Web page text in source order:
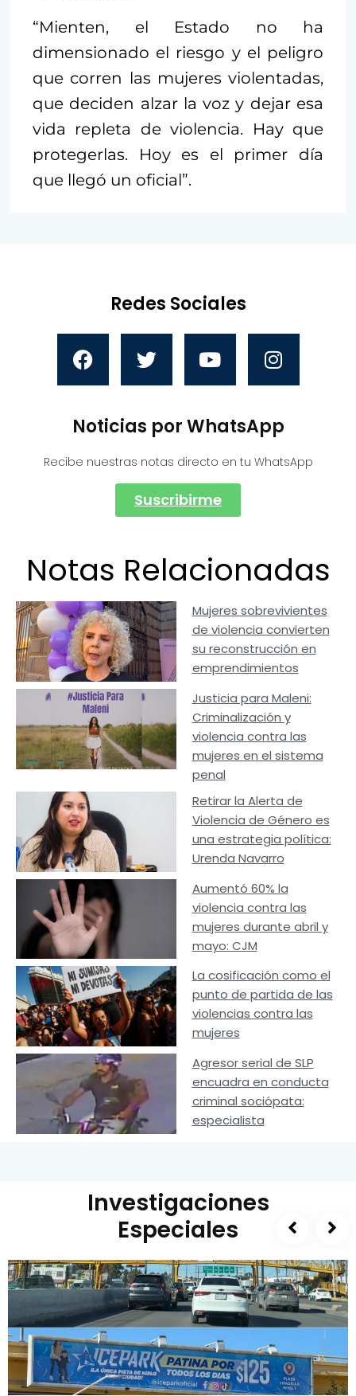
“Mienten, el Estado no ha
dimensionado el riesgo y el peligro
que corren las mujeres violentadas,
que deciden alzar la voz y dejar esa
vida repleta de violencia. Hay que
protegerlas. Hoy es el primer día
que llegó un oficial”.
Redes Sociales
Noticias por WhatsApp
Recibe nuestras notas directo en tu WhatsApp
Suscribirme
Notas Relacionadas
Mujeres sobrevivientes
de violencia convierten
su reconstrucción en
emprendimientos
Justicia para Maleni:
Criminalización y
violencia contra las
mujeres en el sistema
penal
Retirar la Alerta de
Violencia de Género es
una estrategia política:
Urenda Navarro
Aumentó 60% la
violencia contra las
mujeres durante abril y
mayo: CJM
La cosificación como el
punto de partida de las
violencias contra las
mujeres
Agresor serial de SLP
encuadra en conducta
criminal sociópata:
especialista
Investigaciones
Especiales